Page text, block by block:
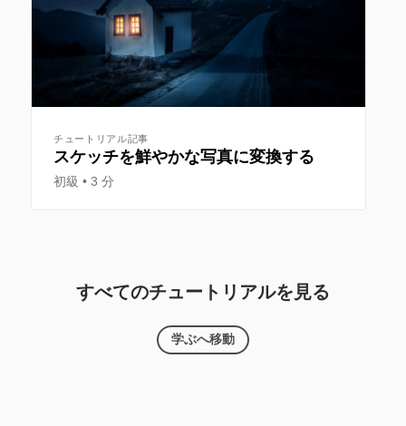
チュートリアル記事
スケッチを鮮やかな写真に変換する
初級 3 分
すべてのチュートリアルを見る
学ぶへ移動